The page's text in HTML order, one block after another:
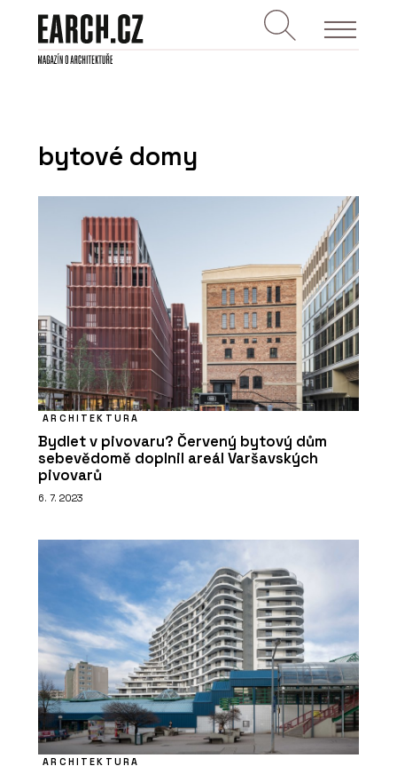
bytové domy
ARCHITEKTURA
Bydlet v pivovaru? Červený bytový dům
sebevědomě doplnil areál Varšavských
pivovarů
6. 7. 2023
ARCHITEKTURA